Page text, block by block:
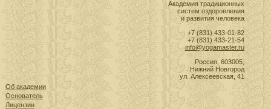
Академия традиционных
систем оздоровления
и развития человека
+7 (831) 433-01-82
+7 (831) 433-21-54
info@yogamaster.ru
Россия, 603005,
Нижний Новгород
ул. Алексеевская, 41
Об академии
Основатель
Лицензии